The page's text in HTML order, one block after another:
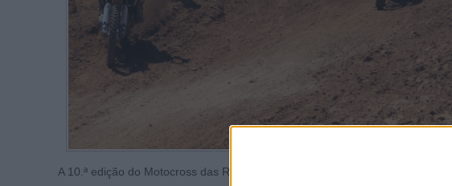
A 10.ª edição do Motocross das Regiões tem transmissão em direto neste link: